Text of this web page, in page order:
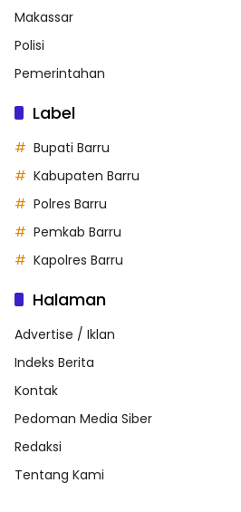
Makassar
Polisi
Pemerintahan
Label
Bupati Barru
Kabupaten Barru
Polres Barru
Pemkab Barru
Kapolres Barru
Halaman
Advertise / Iklan
Indeks Berita
Kontak
Pedoman Media Siber
Redaksi
Tentang Kami